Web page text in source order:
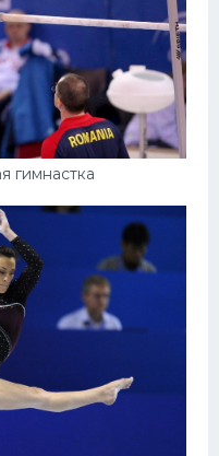
гимнастка